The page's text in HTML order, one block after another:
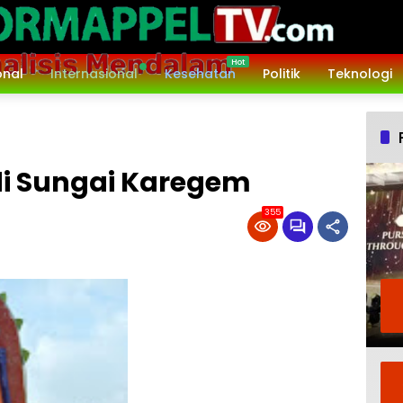
Internasional Kesehatan Politik Teknologi
Sungai Karegem
355